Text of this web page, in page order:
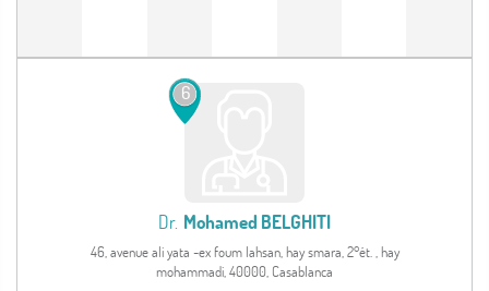
6
Dr. Mohamed BELGHITI
46, avenue ali yata -ex foum lahsan, hay smara, 2°ét. , hay
mohammadi, 40000, Casablanca